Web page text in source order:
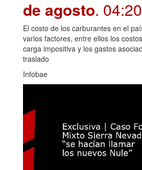
de agosto. 04:20
El costo de los carburantes en el
varios factores, entre ellos los
carga impositiva y los gastos
traslado
Infobae